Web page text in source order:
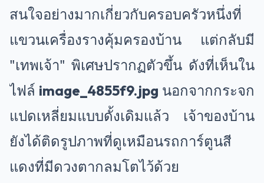
สนใจอย่างมากเกี่ยวกับครอบครัวหนึ่งที่
แขวนเครื่องรางคุ้มครองบ้าน แต่กลับมี
"เทพเจ้า" พิเศษปรากฏตัวขึ้น ดังที่เห็นใน
ไฟล์ image_4855f9.jpg นอกจากกระจก
แปดเหลี่ยมแบบดั้งเดิมแล้ว เจ้าของบ้าน
ยังได้ติดรูปภาพที่ดูเหมือนรถการ์ตูนสี
แดงที่มีดวงตากลมโตไว้ด้วย